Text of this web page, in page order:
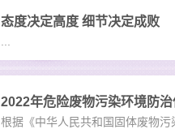
态度决定高度 细节决定成败
2022年危险废物污染环境防
根据《中华人民共和国固体废物污